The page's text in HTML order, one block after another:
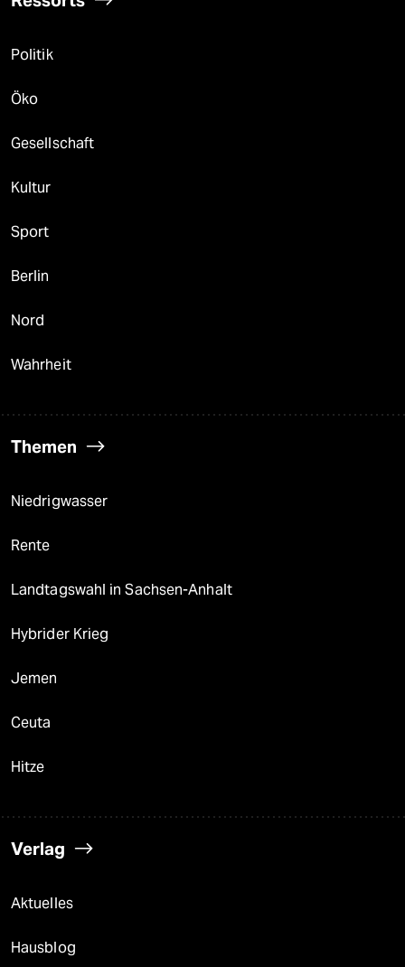
Politik
Öko
Gesellschaft
Kultur
Sport
Berlin
Nord
Wahrheit
Themen
Niedrigwasser
Rente
Landtagswahl in Sachsen-Anhalt
Hybrider Krieg
Jemen
Ceuta
Hitze
Verlag
Aktuelles
Hausblog